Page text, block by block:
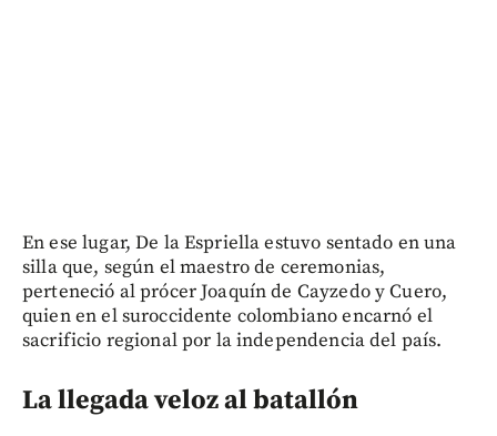
En ese lugar, De la Espriella estuvo sentado en una
silla que, según el maestro de ceremonias,
perteneció al prócer Joaquín de Cayzedo y Cuero,
quien en el suroccidente colombiano encarnó el
sacrificio regional por la independencia del país.
La llegada veloz al batallón